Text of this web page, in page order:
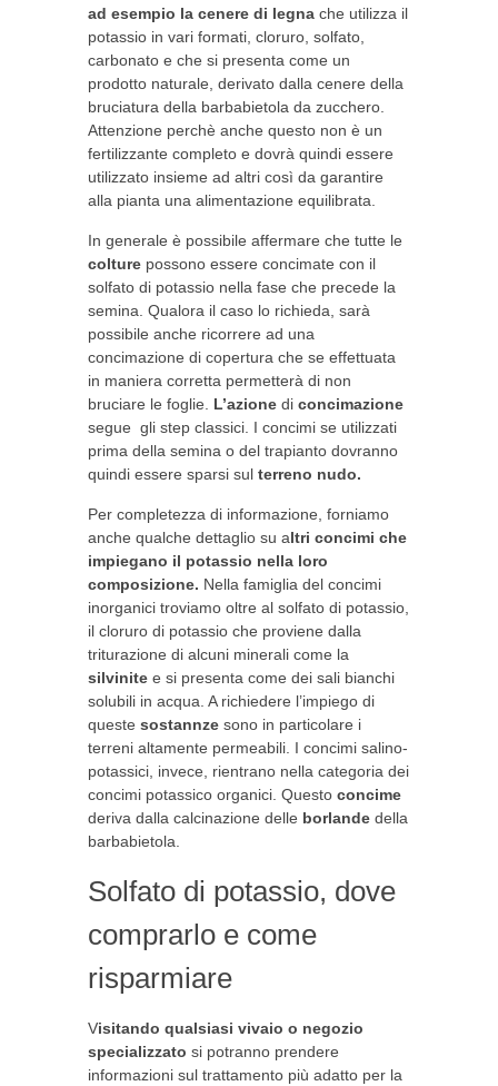
ad esempio la cenere di legna che utilizza il
potassio in vari formati, cloruro, solfato,
carbonato e che si presenta come un
prodotto naturale, derivato dalla cenere della
bruciatura della barbabietola da zucchero.
Attenzione perchè anche questo non è un
fertilizzante completo e dovrà quindi essere
utilizzato insieme ad altri così da garantire
alla pianta una alimentazione equilibrata.
In generale è possibile affermare che tutte le
colture possono essere concimate con il
solfato di potassio nella fase che precede la
semina. Qualora il caso lo richieda, sarà
possibile anche ricorrere ad una
concimazione di copertura che se effettuata
in maniera corretta permetterà di non
bruciare le foglie. L’azione di concimazione
segue gli step classici. I concimi se utilizzati
prima della semina o del trapianto dovranno
quindi essere sparsi sul terreno nudo.
Per completezza di informazione, forniamo
anche qualche dettaglio su altri concimi che
impiegano il potassio nella loro
composizione. Nella famiglia del concimi
inorganici troviamo oltre al solfato di potassio,
il cloruro di potassio che proviene dalla
triturazione di alcuni minerali come la
silvinite e si presenta come dei sali bianchi
solubili in acqua. A richiedere l’impiego di
queste sostannze sono in particolare i
terreni altamente permeabili. I concimi salino-
potassici, invece, rientrano nella categoria dei
concimi potassico organici. Questo concime
deriva dalla calcinazione delle borlande della
barbabietola.
Solfato di potassio, dove
comprarlo e come
risparmiare
Visitando qualsiasi vivaio o negozio
specializzato si potranno prendere
informazioni sul trattamento più adatto per la